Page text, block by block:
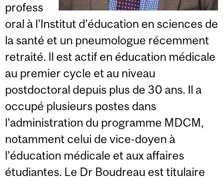
profess
oral à l’Institut d’éducation en sciences de
la santé et un pneumologue récemment
retraité. Il est actif en éducation médicale
au premier cycle et au niveau
postdoctoral depuis plus de 30 ans. Il a
occupé plusieurs postes dans
l’administration du programme MDCM,
notamment celui de vice-doyen à
l’éducation médicale et aux affaires
étudiantes. Le Dr Boudreau est titulaire